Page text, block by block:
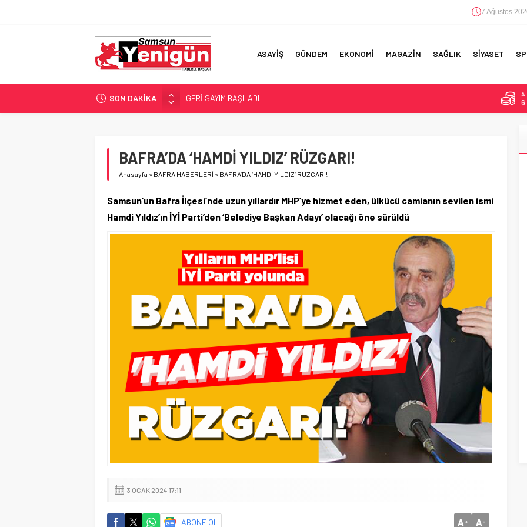
7 Ağustos
ASAYİŞ GÜNDEM EKONOMİ MAGAZİN SAĞLIK SİYASET
SON DAKİKA
GERİ SAYIM BAŞLADI
SAMSUNSPOR’DA HEDEF 5’İNCİLİK!
İŞTE FINDIK FİYATI!
YÖNETİCİ SEÇERKEN YAPILAN EN BÜYÜK HATALAR
BAFRA’DA ‘HAMDİ YILDIZ’ RÜZGARI!
Anasayfa » BAFRA HABERLERİ » BAFRA’DA ‘HAMDİ YILDIZ’ RÜZGARI!
Samsun’un Bafra İlçesi’nde uzun yıllardır MHP’ye hizmet eden, ülkücü camianın sevilen ismi
Hamdi Yıldız’ın İYİ Parti’den ‘Belediye Başkan Adayı’ olacağı öne sürüldü
3 OCAK 2024 17:11
ABONE OL A+ A-